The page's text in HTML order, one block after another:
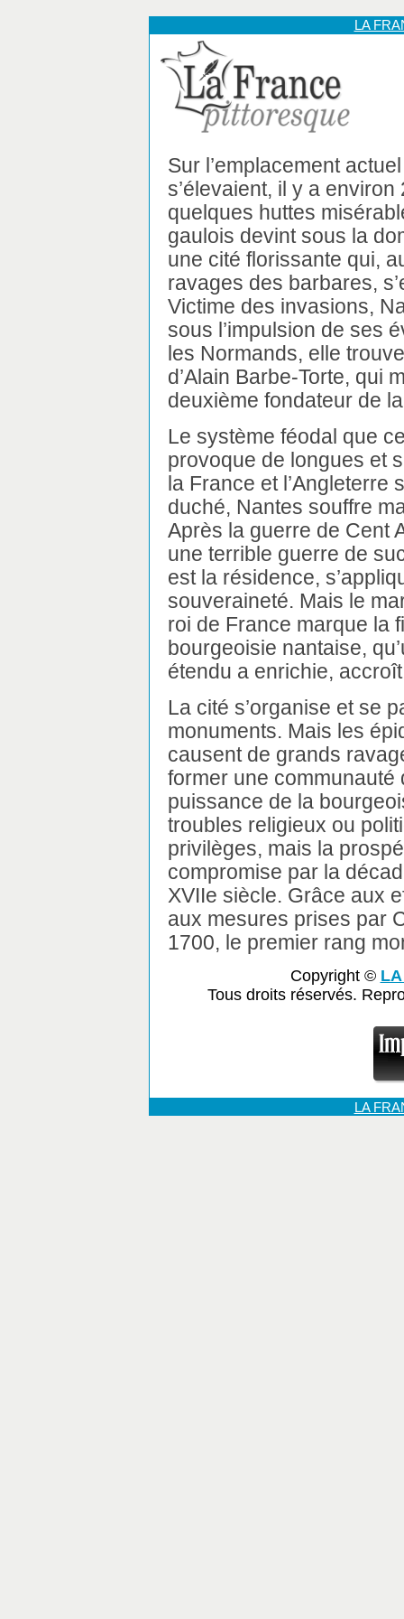
LA
Sur l’emplacement
s’élevaient, il y a environ
quelques huttes
gaulois devint sous la
une cité florissante qui,
ravages des barbares,
Victime des invasions,
sous l’impulsion de ses
les Normands, elle
d’Alain Barbe-Torte, qui
deuxième fondateur de
Le système féodal que
provoque de longues et
la France et l’Angleterre
duché, Nantes souffre
Après la guerre de Cent
une terrible guerre de
est la résidence,
souveraineté. Mais le
roi de France marque la
bourgeoisie nantaise,
étendu a enrichie,
La cité s’organise et se
monuments. Mais les
causent de grands
former une
puissance de la
troubles religieux ou
privilèges, mais la
compromise par la
XVIIe siècle. Grâce aux
aux mesures prises par
1700, le premier rang
Copyright ©
Tous droits réservés.
LA